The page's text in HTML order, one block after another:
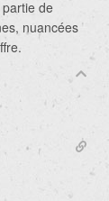
de
nuancées